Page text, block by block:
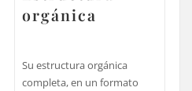
orgánica
Su estructura orgánica
completa, en un formato